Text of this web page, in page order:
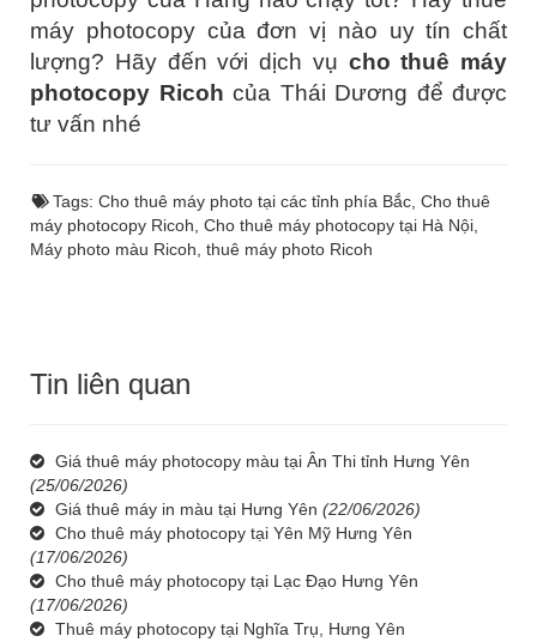
máy photocopy của đơn vị nào uy tín chất
lượng? Hãy đến với dịch vụ cho thuê máy
photocopy Ricoh của Thái Dương để được
tư vấn nhé
Tags: Cho thuê máy photo tại các tỉnh phía Bắc Cho thuê
máy photocopy Ricoh Cho thuê máy photocopy tại Hà Nội
Máy photo màu Ricoh thuê máy photo Ricoh
Tin liên quan
Giá thuê máy photocopy màu tại Ân Thi tỉnh Hưng Yên
(25/06/2026)
Giá thuê máy in màu tại Hưng Yên (22/06/2026)
Cho thuê máy photocopy tại Yên Mỹ Hưng Yên
(17/06/2026)
Cho thuê máy photocopy tại Lạc Đạo Hưng Yên
(17/06/2026)
Thuê máy photocopy tại Nghĩa Trụ, Hưng Yên